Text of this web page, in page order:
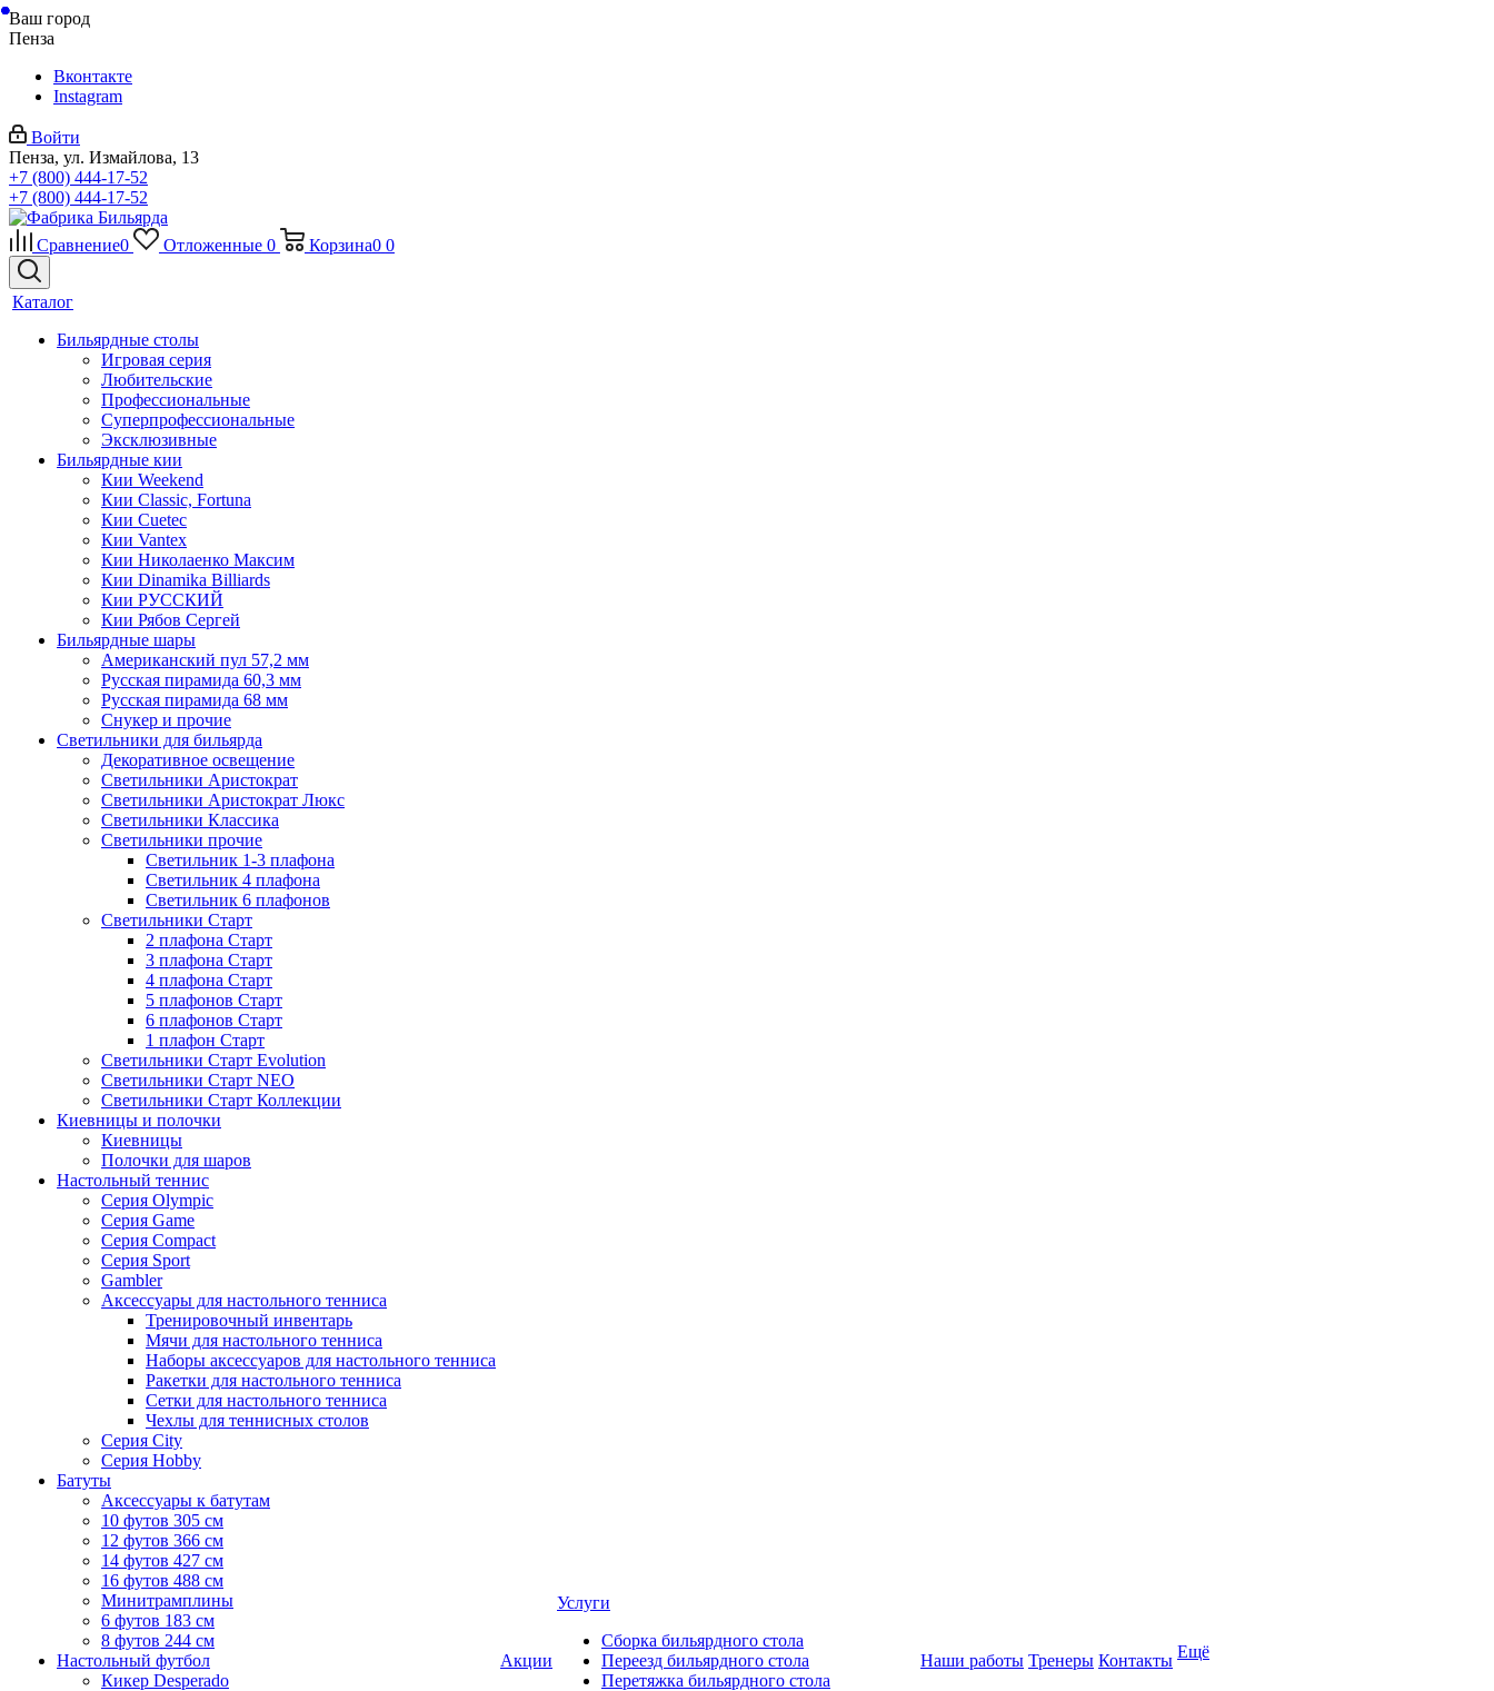
Ваш город
Пенза
Вконтакте
Instagram
Войти
Пенза, ул. Измайлова, 13
+7 (800) 444-17-52
+7 (800) 444-17-52
Сравнение0 Отложенные 0 Корзина0 0
Каталог
Бильярдные столы
Игровая серия
Любительские
Профессиональные
Суперпрофессиональные
Эксклюзивные
Бильярдные кии
Кии Weekend
Кии Classic, Fortuna
Кии Cuetec
Кии Vantex
Кии Николаенко Максим
Кии Dinamika Billiards
Кии РУССКИЙ
Кии Рябов Сергей
Бильярдные шары
Американский пул 57,2 мм
Русская пирамида 60,3 мм
Русская пирамида 68 мм
Снукер и прочие
Светильники для бильярда
Декоративное освещение
Светильники Аристократ
Светильники Аристократ Люкс
Светильники Классика
Светильники прочие
Светильник 1-3 плафона
Светильник 4 плафона
Светильник 6 плафонов
Светильники Старт
2 плафона Старт
3 плафона Старт
4 плафона Старт
5 плафонов Старт
6 плафонов Старт
1 плафон Старт
Светильники Старт Evolution
Светильники Старт NEO
Светильники Старт Коллекции
Киевницы и полочки
Киевницы
Полочки для шаров
Настольный теннис
Серия Olympic
Серия Game
Серия Compact
Серия Sport
Gambler
Аксессуары для настольного тенниса
Тренировочный инвентарь
Мячи для настольного тенниса
Наборы аксессуаров для настольного тенниса
Ракетки для настольного тенниса
Сетки для настольного тенниса
Чехлы для теннисных столов
Серия City
Серия Hobby
Батуты
Аксессуары к батутам
10 футов 305 см
12 футов 366 см
14 футов 427 см
16 футов 488 см
Минитрамплины
6 футов 183 см
8 футов 244 см
Настольный футбол
Кикер Desperado
Акции
Услуги
Сборка бильярдного стола
Переезд бильярдного стола
Перетяжка бильярдного стола
Наши работы Тренеры Контакты Ещё